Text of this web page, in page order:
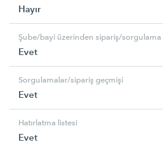
Hayır
Şube/bayi üzerinden sipariş/sorgulama
Evet
Sorgulamalar/sipariş geçmişi
Evet
Hatırlatma listesi
Evet